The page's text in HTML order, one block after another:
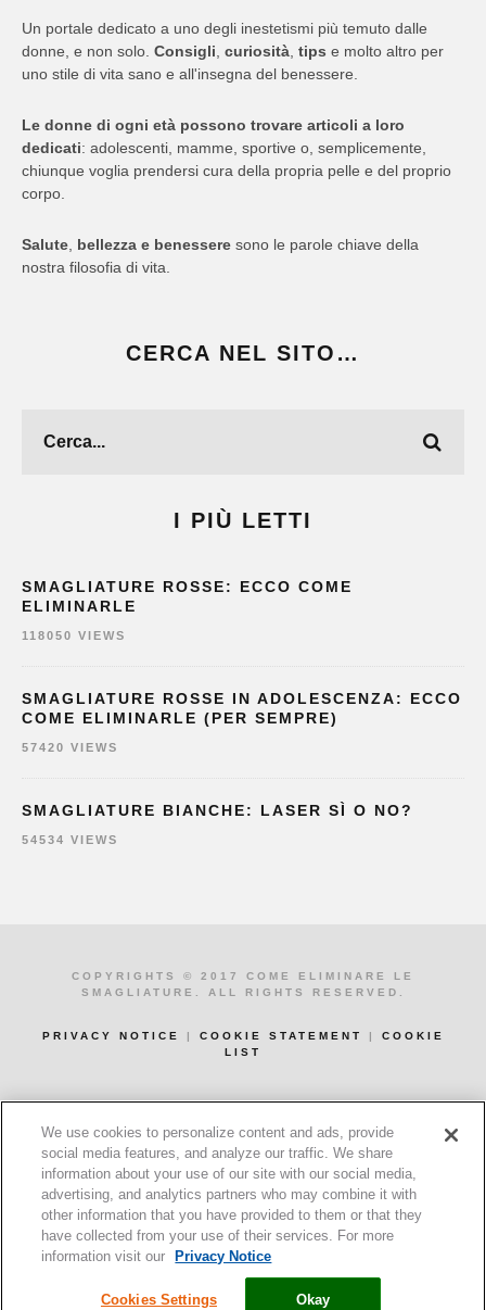
Un portale dedicato a uno degli inestetismi più temuto dalle
donne, e non solo. Consigli curiosità tips e molto altro per
uno stile di vita sano e all'insegna del benessere.
Le donne di ogni età possono trovare articoli a loro
dedicati: adolescenti, mamme, sportive o, semplicemente,
chiunque voglia prendersi cura della propria pelle e del proprio
corpo.
Salute bellezza e benessere sono le parole chiave della
nostra filosofia di vita.
CERCA NEL SITO…
I PIÙ LETTI
SMAGLIATURE ROSSE: ECCO COME
ELIMINARLE
118050 VIEWS
SMAGLIATURE ROSSE IN ADOLESCENZA: ECCO
COME ELIMINARLE (PER SEMPRE)
57420 VIEWS
SMAGLIATURE BIANCHE: LASER SÌ O NO?
54534 VIEWS
COPYRIGHTS © 2017 COME ELIMINARE LE
SMAGLIATURE. ALL RIGHTS RESERVED.
PRIVACY NOTICE | COOKIE STATEMENT | COOKIE
LIST
Cookies Settings
We use cookies to personalize content and ads, provide
social media features, and analyze our traffic. We share
information about your use of our site with our social media,
advertising, and analytics partners who may combine it with
other information that you have provided to them or that they
have collected from your use of their services. For more
information visit our
Privacy Notice
Cookies Settings Okay